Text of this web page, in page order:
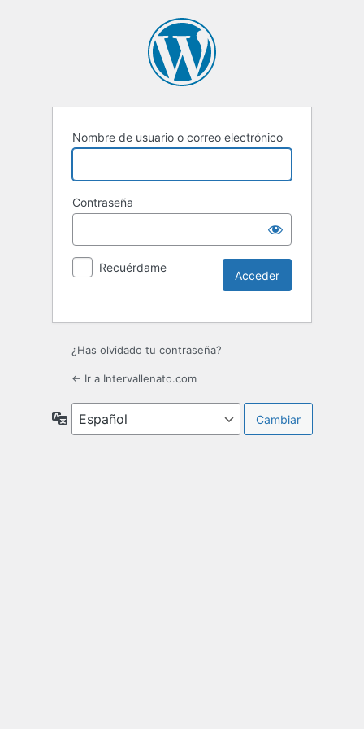
Nombre de usuario o correo electrónico
Contraseña
Recuérdame
¿Has olvidado tu contraseña?
← Ir a Intervallenato.com
Idioma